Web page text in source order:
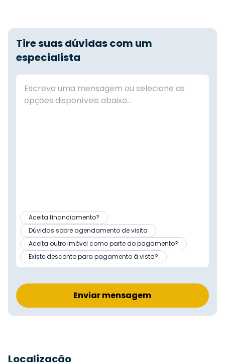
Tire suas dúvidas com um
especialista
Aceita financiamento?
Dúvidas sobre agendamento de visita
Aceita outro imóvel como parte do pagamento?
Existe desconto para pagamento à vista?
Enviar mensagem
Localização